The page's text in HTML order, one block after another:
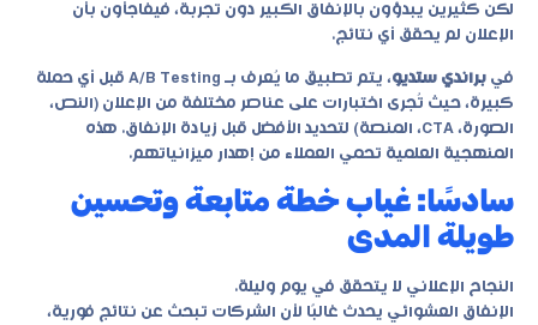
لكن كثيرين يبدؤون بالإنفاق الكبير دون تجربة، فيفاجأون بأن
الإعلان لم يحقق أي نتائج.
في براندي ستديو
، يتم تطبيق ما يُعرف بـ A/B Testing قبل أي حملة
كبيرة، حيث تُجرى اختبارات على عناصر مختلفة من الإعلان (النص،
الصورة، CTA، المنصة) لتحديد الأفضل قبل زيادة الإنفاق. هذه
المنهجية العلمية تحمي العملاء من إهدار ميزانياتهم.
سادسًا: غياب خطة متابعة وتحسين
طويلة المدى
النجاح الإعلاني لا يتحقق في يوم وليلة.
الإنفاق العشوائي يحدث غالبًا لأن الشركات تبحث عن نتائج فورية،